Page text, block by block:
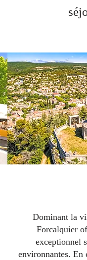
Dominant la
Forcalquier
exceptionnel
environnantes. En